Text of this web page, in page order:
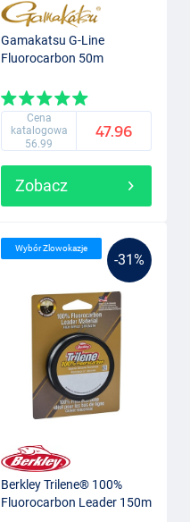
Gamakatsu G-Line
Fluorocarbon 50m
Cena
katalogowa
56.99
47.96
Zobacz
-31%
Wybór Zlowokazje
Berkley Trilene® 100%
Fluorocarbon Leader 150m